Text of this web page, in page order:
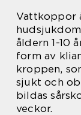
Vattkoppor
åldern 1-10
form av
kroppen,
sjukt och
bildas
veckor.